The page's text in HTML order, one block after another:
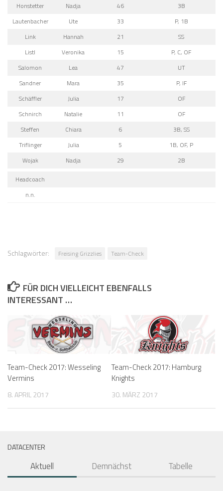
Honstetter
Nadja 46
3B
Lautenbacher
Ute 33
P, 1B
Link
Hannah 21
SS
Listl
Veronika 15
P, C, OF
Salomon
Lea 47
UT
Sandner
Mara 35
P, IF
Schäffler
Julia 17
OF
Schnirch
Natalie 11
OF
Steffen
Chiara 6
3B, SS
Triflinger
Julia 5
1B, OF, P
Wojak
Nadja 29
2B
Headcoach
n.n.
Schlagwörter: Freising Grizzlies Team-Check
FÜR DICH VIELLEICHT EBENFALLS
INTERESSANT …
Team-Check 2017: Wesseling
Vermins
8. APRIL 2017
Team-Check 2017: Hamburg
Knights
30. MÄRZ 2017
DATACENTER
Aktuell Demnächst Tabelle